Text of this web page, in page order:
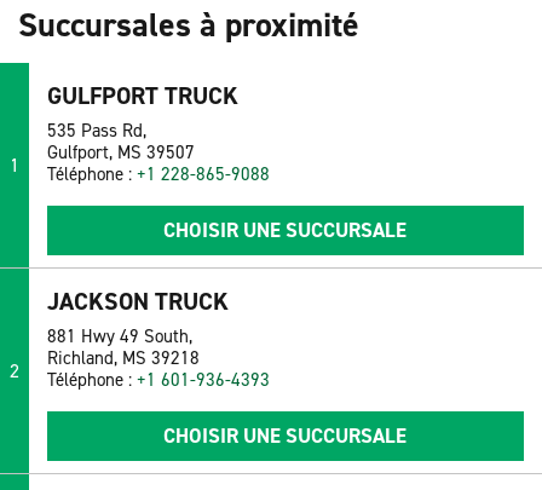
Succursales à proximité
1
GULFPORT TRUCK
535 Pass Rd,
Gulfport, MS 39507
Téléphone : +1 228-865-9088
CHOISIR UNE SUCCURSALE
2
JACKSON TRUCK
881 Hwy 49 South,
Richland, MS 39218
Téléphone : +1 601-936-4393
CHOISIR UNE SUCCURSALE